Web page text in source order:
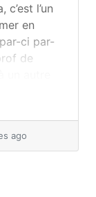
l’un
en
ci par-
de
cette
ago